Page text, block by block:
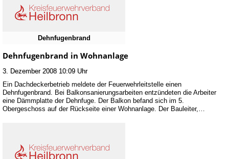
Dehnfugenbrand
Dehnfugenbrand in Wohnanlage
3. Dezember 2008 10:09 Uhr
Ein Dachdeckerbetrieb meldete der Feuerwehrleitstelle einen
Dehnfugenbrand. Bei Balkonsanierungsarbeiten entzündeten die Arbeiter
eine Dämmplatte der Dehnfuge. Der Balkon befand sich im 5.
Obergeschoss auf der Rückseite einer Wohnanlage. Der Bauleiter,…